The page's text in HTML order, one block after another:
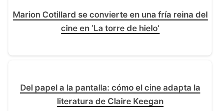
Marion Cotillard se convierte en una fría reina del
cine en ‘La torre de hielo’
Del papel a la pantalla: cómo el cine adapta la
literatura de Claire Keegan